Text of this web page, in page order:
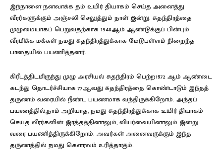
இந்நாளை நனவாக்க தம் உயிர் தியாகம் செய்த அனைத்து
வீரர்களுக்கும் அஞ்சலி செலுத்தும் நாள் இன்று. சுதந்திரத்தை
முழுமையாகப் பெறுவதற்காக 1948ஆம் ஆண்டுக்குப் பின்பும்
வீரமிக்க மக்கள் நமது சுதந்திரத்துக்காக மேடுபள்ளம் நிறைந்த
பாதையில் பயணித்தனர்.
கிரீடத்திடமிருந்து முழு அரசியல் சுதந்திரம் பெற்ற1972 ஆம் ஆண்டை
கடந்து தொடர்ச்சியாக 77ஆவது சுதந்திரத்தை கொண்டாடும் இந்தத்
தருணம் வரையில் நீண்ட பயணமாக வந்திருக்கிறோம். அந்தப்
பயணத்தில்,நாம் அறியாத, நமது சுதந்திரத்துக்காக உயிர் தியாகம்
செய்த வீரர்களின் இரத்தத்தினாலும், வியர்வையினாலும் இன்று
வரை பயணித்திருக்கிறோம். அவர்கள் அனைவருக்கும் இந்த
தருணத்தில் நமது கௌரவம் உரித்தாகும்.